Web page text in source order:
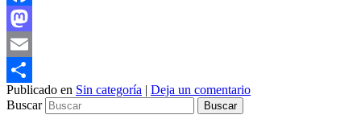
Facebook
Mastodon
Email
Compartir
Publicado en Sin categoría | Deja un comentario
Buscar